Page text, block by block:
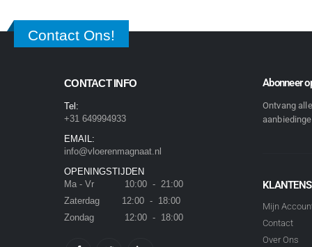
Contact Ons!
CONTACT INFO
Tel:
+31 649994933
EMAIL:
info@vloerenmagnaat.nl
OPENINGSTIJDEN
Ma - Vr 10:00 - 21:00
Zaterdag 12:00 - 18:00
Zondag 12:00 - 18:00
Abonneer
Ontvang
Mijn
Contact
Over Ons